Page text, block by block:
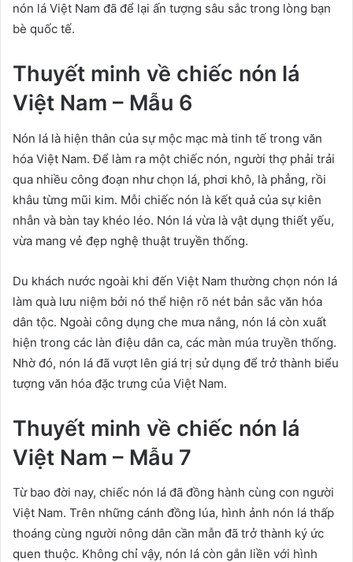
nón lá Việt Nam đã để lại ấn tượng sâu sắc trong lòng bạn
bè quốc tế.
Thuyết minh về chiếc nón lá
Việt Nam – Mẫu 6
Nón lá là hiện thân của sự mộc mạc mà tinh tế trong văn
hóa Việt Nam. Để làm ra một chiếc nón, người thợ phải trải
qua nhiều công đoạn như chọn lá, phơi khô, là phẳng, rồi
khâu từng mũi kim. Mỗi chiếc nón là kết quả của sự kiên
nhẫn và bàn tay khéo léo. Nón lá vừa là vật dụng thiết yếu,
vừa mang vẻ đẹp nghệ thuật truyền thống.
Du khách nước ngoài khi đến Việt Nam thường chọn nón lá
làm quà lưu niệm bởi nó thể hiện rõ nét bản sắc văn hóa
dân tộc. Ngoài công dụng che mưa nắng, nón lá còn xuất
hiện trong các làn điệu dân ca, các màn múa truyền thống.
Nhờ đó, nón lá đã vượt lên giá trị sử dụng để trở thành biểu
tượng văn hóa đặc trưng của Việt Nam.
Thuyết minh về chiếc nón lá
Việt Nam – Mẫu 7
Từ bao đời nay, chiếc nón lá đã đồng hành cùng con người
Việt Nam. Trên những cánh đồng lúa, hình ảnh nón lá thấp
thoáng cùng người nông dân cần mẫn đã trở thành ký ức
quen thuộc. Không chỉ vậy, nón lá còn gắn liền với hình